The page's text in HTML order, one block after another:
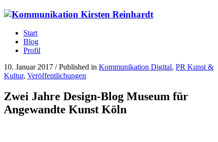
Start
Blog
Profil
10. Januar 2017 /Published in Kommunikation Digital, PR Kunst &
Kultur, Veröffentlichungen
Zwei Jahre Design-Blog Museum für
Angewandte Kunst Köln